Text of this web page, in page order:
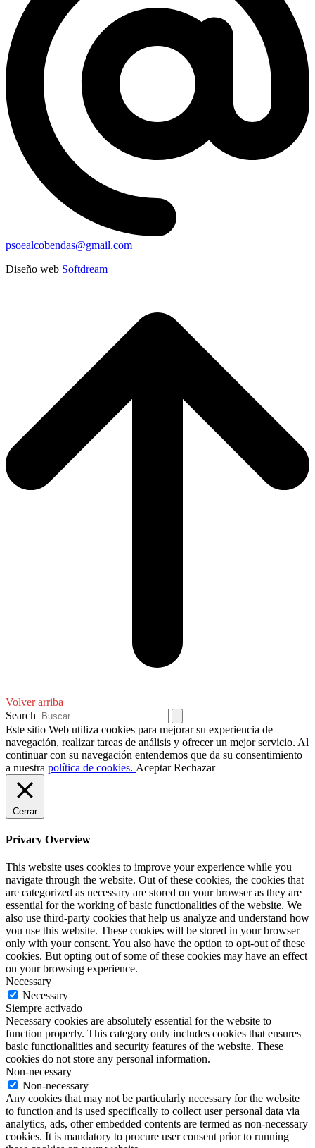
psoealcobendas@gmail.com
Diseño web Softdream
Volver arriba
Search
Este sitio Web utiliza cookies para mejorar su experiencia de
navegación, realizar tareas de análisis y ofrecer un mejor servicio. Al
continuar con su navegación entendemos que da su consentimiento
a nuestra política de cookies. Aceptar Rechazar
Cerrar
Privacy Overview
This website uses cookies to improve your experience while you
navigate through the website. Out of these cookies, the cookies that
are categorized as necessary are stored on your browser as they are
essential for the working of basic functionalities of the website. We
also use third-party cookies that help us analyze and understand how
you use this website. These cookies will be stored in your browser
only with your consent. You also have the option to opt-out of these
cookies. But opting out of some of these cookies may have an effect
on your browsing experience.
Necessary
Necessary
Siempre activado
Necessary cookies are absolutely essential for the website to
function properly. This category only includes cookies that ensures
basic functionalities and security features of the website. These
cookies do not store any personal information.
Non-necessary
Non-necessary
Any cookies that may not be particularly necessary for the website
to function and is used specifically to collect user personal data via
analytics, ads, other embedded contents are termed as non-necessary
cookies. It is mandatory to procure user consent prior to running